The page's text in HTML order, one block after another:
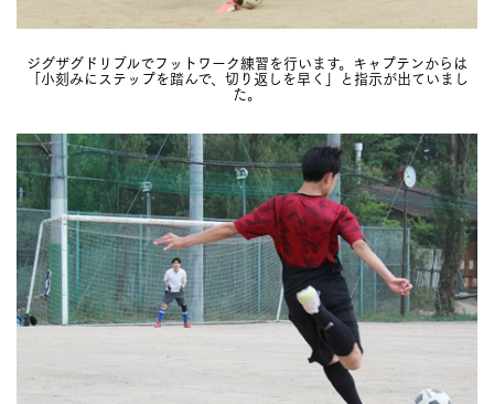
ジグザグドリブルでフットワーク練習を行います。キャプテンからは
「小刻みにステップを踏んで、切り返しを早く」と指示が出ていまし
た。